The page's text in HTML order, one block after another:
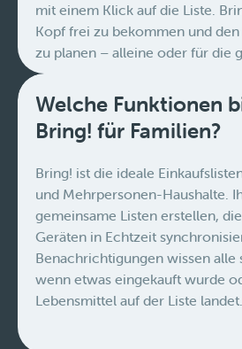
mit einem Klick auf die Liste.
Kopf frei zu bekommen und
zu planen – alleine oder für die
Welche Funktionen
Bring! für Familien?
Bring! ist die ideale
und Mehrpersonen-Haushalte.
gemeinsame Listen erstellen,
Geräten in Echtzeit
Benachrichtigungen wissen alle
wenn etwas eingekauft wurde
Lebensmittel auf der Liste landet.